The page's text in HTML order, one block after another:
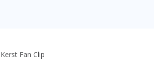
Kerst Fan Clip